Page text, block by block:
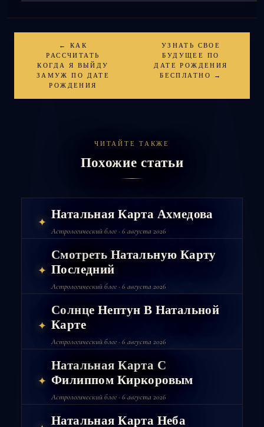
← КАК
РАССЧИТАТЬ
КОГДА Я ВЫЙДУ
ЗАМУЖ ПО ДАТЕ
РОЖДЕНИЯ
УЗНАТЬ СВОЕ
БУДУЩЕЕ ПО
ДАТЕ РОЖДЕНИЯ
БЕСПЛАТНО →
ЧИТАЙТЕ ТАКЖЕ
Похожие статьи
✦ Натальная Карта Ахмедова
Астрологический блог · 6 августа 2026
✦
Смотреть Натальную Карту
Последний
Астрологический блог · 6 августа 2026
✦
Солнце Нептун В Натальной
Карте
Астрологический блог · 6 августа 2026
✦
Натальная Карта С
Филиппом Киркоровым
Астрологический блог · 6 августа 2026
Натальная Карта Неба